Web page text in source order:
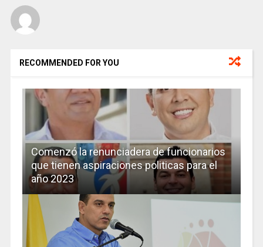
RECOMMENDED FOR YOU
Comenzó la renunciadera de funcionarios
que tienen aspiraciones politicas para el
año 2023